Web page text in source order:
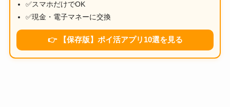
✅スマホだけでOK
✅現金・電子マネーに交換
👉 【保存版】ポイ活アプリ10選を見る